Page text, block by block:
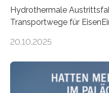
Hydrothermale
Transportwege für
Umweltwissenschaften
Stoffkreislauf im Ozean
20.10.2025